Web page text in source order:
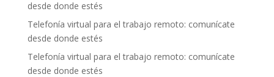
desde donde estés
Telefonía virtual para el trabajo remoto: comunícate
desde donde estés
Telefonía virtual para el trabajo remoto: comunícate
desde donde estés